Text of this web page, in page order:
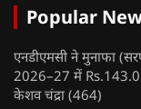
Popular
एनडीएमसी ने मुनाफा
2026–27 में
केशव चंद्रा (464)